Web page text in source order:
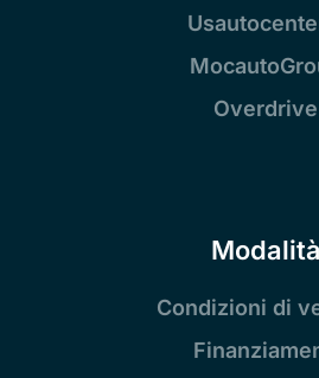
Overdrive
Modalità
Condizioni di